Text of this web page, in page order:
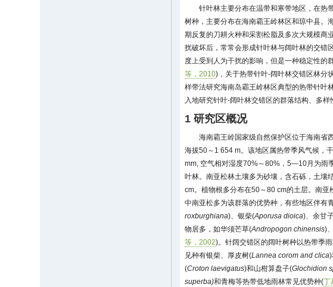
针叶林主要分布在温带和寒带地区，在热
树种，主要分布在海南霸王岭林区和琼中县。
期反复的刀耕火种和采割松脂及多次大规模商
扰破坏后，常常会形成针叶林与阔叶林的交错
度上受到人为干扰的影响，但是一种稳定性的
等，2010)，关于热带针叶-阔叶林交错区林分
样带法研究海南岛霸王岭林区典型的热带针叶
入地研究针叶-阔叶林交错区的群落结构、多样
1 研究区概况
海南霸王岭国家级自然保护区位于海南省
海拔50～1 654 m。该地区属热带季风气候，
mm, 空气相对湿度70%～80%，5—10月为雨
叶林。南亚松林土壤多为砂壤，含石砾，土壤
cm。植物根多分布在50～80 cm的土层。南
中南亚松多为该群落的优势种，有些地区伴有
roxburghiana)、银柴(Aporusa dioica)、余甘
物居多，如华须芒草(Andropogon chinensis)
等，2002)。针阔交错区的阔叶树种以热带季
见种有银柴、厚皮树(Lannea corom and clica
(Croton laevigatus)和山柑算盘子(Glochidion
superba)和青梅等热带低地雨林常见优势种(丁